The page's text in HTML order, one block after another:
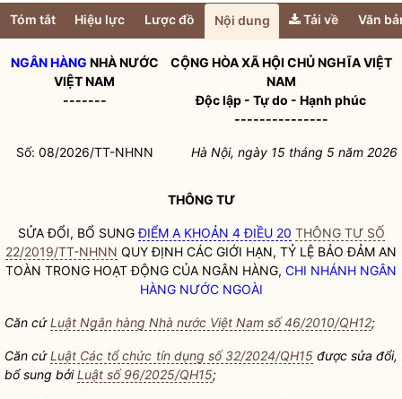
Tóm tắt Hiệu lực Lược đồ Nội dung Tải về Văn
NGÂN HÀNG NHÀ NƯỚC
VIỆT NAM
-------
CỘNG HÒA XÃ HỘI CHỦ NGHĨA VIỆT
NAM
Độc lập - Tự do - Hạnh phúc
---------------
Số: 08/2026/TT-NHNN Hà Nội, ngày 15 tháng 5 năm 2026
THÔNG TƯ
SỬA ĐỔI, BỔ SUNGĐIỂM A KHOẢN 4 ĐIỀU 20 THÔNG TƯ SỐ
22/2019/TT-NHNN QUY ĐỊNH CÁC GIỚI HẠN, TỶ LỆ BẢO ĐẢM AN
TOÀN TRONG HOẠT ĐỘNG CỦA NGÂN HÀNG, CHI NHÁNH NGÂN
HÀNG NƯỚC NGOÀI
Căn cứLuật Ngân hàng Nhà nước Việt Nam số 46/2010/QH12;
Căn cứLuật Các tổ chức tín dụng số 32/2024/QH15 được sửa đổi,
bổ sung bởiLuật số 96/2025/QH15;